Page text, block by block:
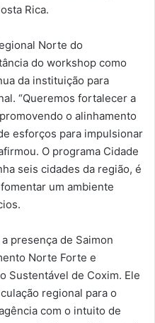
Rica.
Norte do
do workshop como
da instituição para
“Queremos fortalecer a
o alinhamento
esforços para impulsionar
O programa Cidade
seis cidades da região, é
um ambiente
presença de Saimon
Norte Forte e
Sustentável de Coxim. Ele
regional para o
com o intuito de